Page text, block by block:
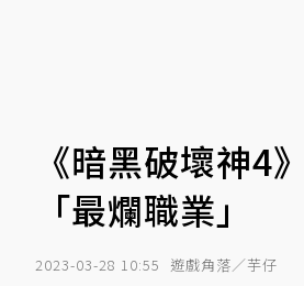
《暗黑破壞神
「最爛職業」
2023-03-28 10:55 遊戲角落／芋仔